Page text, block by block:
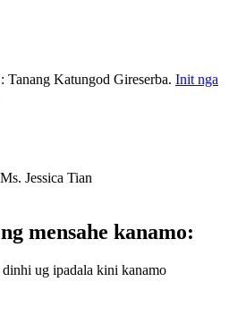
Katungod Gireserba. Init nga
Ms. Jessica Tian
mensahe kanamo:
ug ipadala kini kanamo